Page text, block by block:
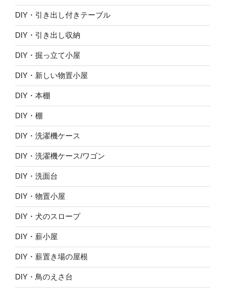
DIY・引き出し付きテーブル
DIY・引き出し収納
DIY・掘っ立て小屋
DIY・新しい物置小屋
DIY・本棚
DIY・棚
DIY・洗濯機ケース
DIY・洗濯機ケース/ワゴン
DIY・洗面台
DIY・物置小屋
DIY・犬のスロープ
DIY・薪小屋
DIY・薪置き場の屋根
DIY・鳥のえさ台